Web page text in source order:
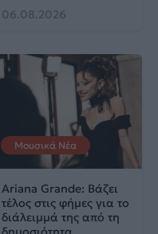
06.08.2026
Μουσικά Νέα
Ariana Grande: Βάζει
τέλος στις φήμες για το
διάλειμμά της από τη